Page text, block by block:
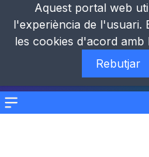
Menu
Aquest portal web
l'experiència de l'usuari.
les cookies d'acord amb
Rebutjar